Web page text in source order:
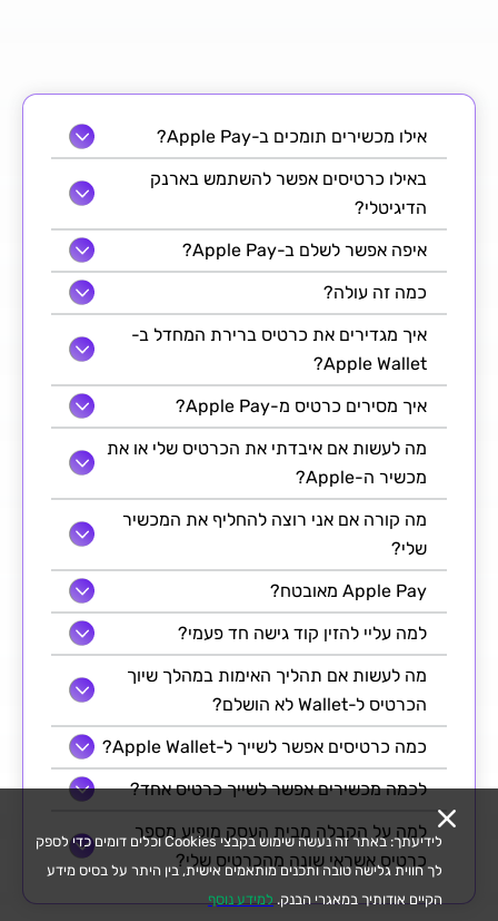
לידיעתך: באתר זה נעשה שימוש בקבצי Cookies וכלים דומים כדי לספק
לך חווית גלישה טובה ותכנים מותאמים אישית, בין היתר על בסיס מידע
הקיים אודותיך במאגרי הבנק. למידע נוסף
אילו מכשירים תומכים ב-Apple Pay?
באילו כרטיסים אפשר להשתמש בארנק
הדיגיטלי?
איפה אפשר לשלם ב-Apple Pay?
כמה זה עולה?
איך מגדירים את כרטיס ברירת המחדל ב-
Apple Wallet?
איך מסירים כרטיס מ-Apple Pay?
מה לעשות אם איבדתי את הכרטיס שלי או את
מכשיר ה-Apple?
מה קורה אם אני רוצה להחליף את המכשיר
שלי?
Apple Pay מאובטח?
למה עליי להזין קוד גישה חד פעמי?
מה לעשות אם תהליך האימות במהלך שיוך
הכרטיס ל-Wallet לא הושלם?
כמה כרטיסים אפשר לשייך ל-Apple Wallet?
לכמה מכשירים אפשר לשייך כרטיס אחד?
למה על הקבלה מבית העסק מופיע מספר
כרטיס אשראי שונה מהכרטיס שלי?